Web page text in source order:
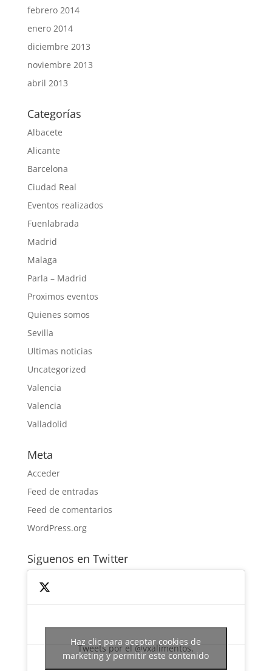
febrero 2014
enero 2014
diciembre 2013
noviembre 2013
abril 2013
Categorías
Albacete
Alicante
Barcelona
Ciudad Real
Eventos realizados
Fuenlabrada
Madrid
Malaga
Parla – Madrid
Proximos eventos
Quienes somos
Sevilla
Ultimas noticias
Uncategorized
Valencia
Valencia
Valladolid
Meta
Acceder
Feed de entradas
Feed de comentarios
WordPress.org
Siguenos en Twitter
Tweets por el @vxalimentos.
Haz clic para aceptar cookies de
marketing y permitir este contenido